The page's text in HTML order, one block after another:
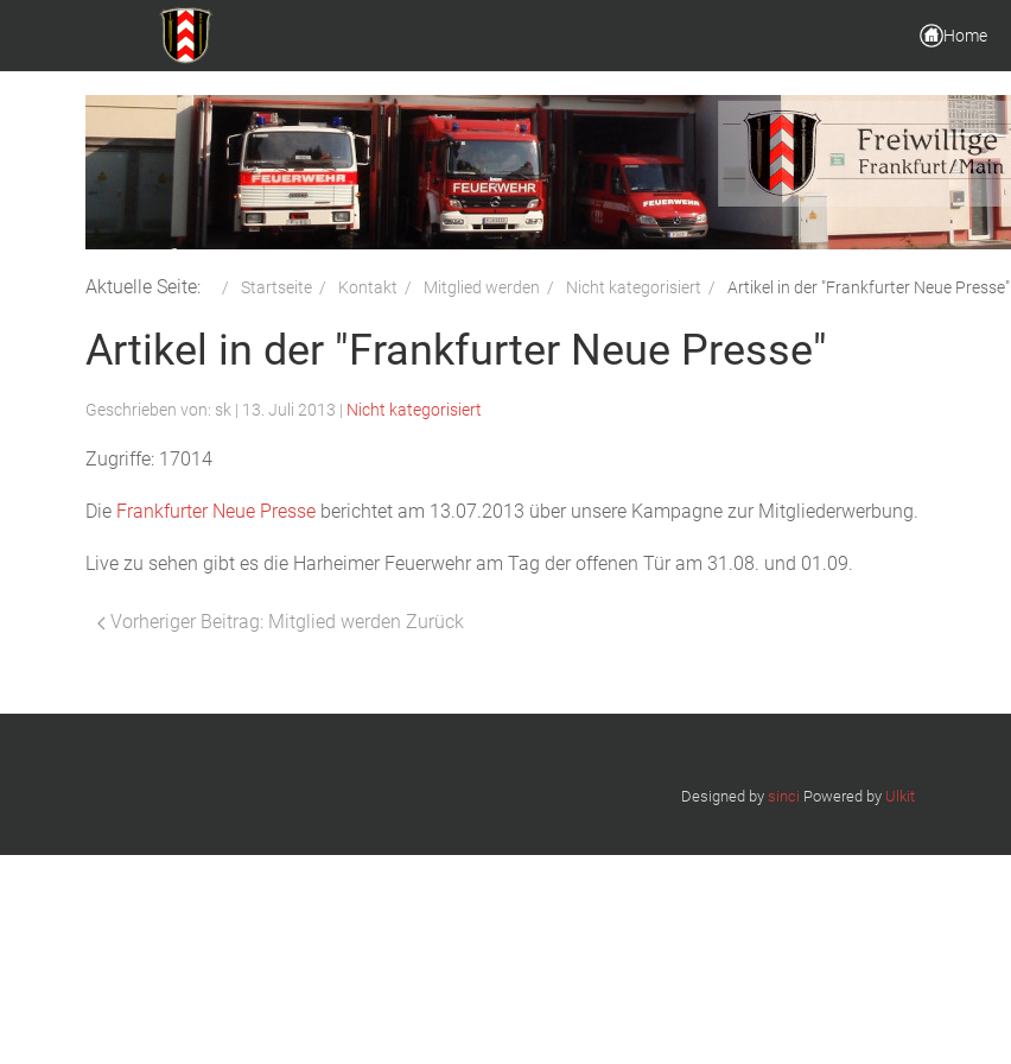
Home
Aktuelle Seite: Startseite Kontakt Mitglied werden Nicht kategorisiert Artikel in der "Frankfurter Neue Presse"
Artikel in der "Frankfurter Neue Presse"
Geschrieben von: sk | 13. Juli 2013 | Nicht kategorisiert
Zugriffe: 17014
Die Frankfurter Neue Presse berichtet am 13.07.2013 über unsere Kampagne zur Mitgliederwerbung.
Live zu sehen gibt es die Harheimer Feuerwehr am Tag der offenen Tür am 31.08. und 01.09.
Vorheriger Beitrag: Mitglied werden Zurück
Designed by sinci Powered by Ulkit